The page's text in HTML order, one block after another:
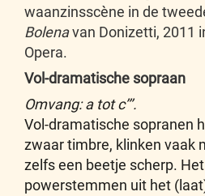
waanzinsscène in de
Bolenavan Donizetti, 2011
Opera.
Vol-dramatische sopraan
Omvang: a tot c’’’.
Vol-dramatische sopranen
zwaar timbre, klinken vaak
zelfs een beetje scherp.
powerstemmen uit het